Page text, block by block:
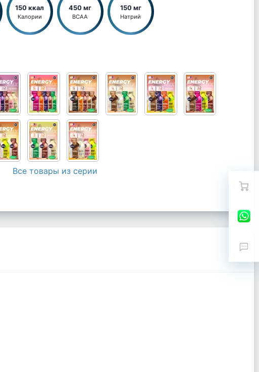
150 ккал
Калории
450 мг
BCAA
150 мг
Натрий
Все товары из серии